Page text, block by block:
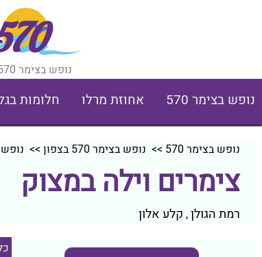
נופש בצימר 570
נופש בצימר 570 אחוזת מרלו חלומות
נופש בצימר 570 >> נופש בצימר 570 בצפון >> נופש
צימרים וילה במצוק
רמת הגולן, קלע אלון